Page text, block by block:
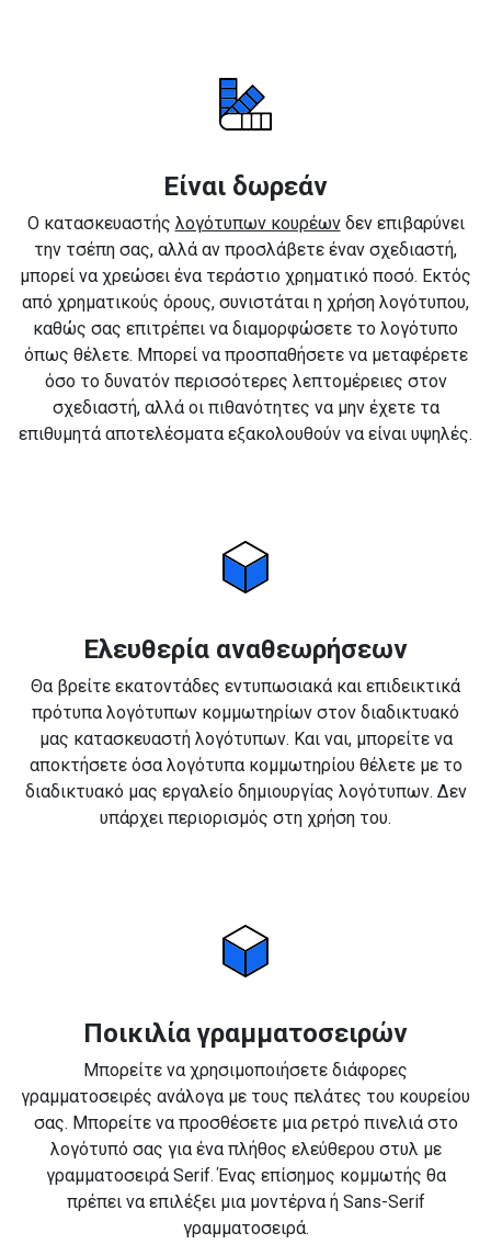
Είναι δωρεάν
Ο κατασκευαστής λογότυπων κουρέωνδεν επιβαρύνει
την τσέπη σας, αλλά αν προσλάβετε έναν σχεδιαστή,
μπορεί να χρεώσει ένα τεράστιο χρηματικό ποσό. Εκτός
από χρηματικούς όρους, συνιστάται η χρήση λογότυπου,
καθώς σας επιτρέπει να διαμορφώσετε το λογότυπο
όπως θέλετε. Μπορεί να προσπαθήσετε να μεταφέρετε
όσο το δυνατόν περισσότερες λεπτομέρειες στον
σχεδιαστή, αλλά οι πιθανότητες να μην έχετε τα
επιθυμητά αποτελέσματα εξακολουθούν να είναι υψηλές.
Ελευθερία αναθεωρήσεων
Θα βρείτε εκατοντάδες εντυπωσιακά και επιδεικτικά
πρότυπα λογότυπων κομμωτηρίων στον διαδικτυακό
μας κατασκευαστή λογότυπων. Και ναι, μπορείτε να
αποκτήσετε όσα λογότυπα κομμωτηρίου θέλετε με το
διαδικτυακό μας εργαλείο δημιουργίας λογότυπων. Δεν
υπάρχει περιορισμός στη χρήση του.
Ποικιλία γραμματοσειρών
Μπορείτε να χρησιμοποιήσετε διάφορες
γραμματοσειρές ανάλογα με τους πελάτες του κουρείου
σας. Μπορείτε να προσθέσετε μια ρετρό πινελιά στο
λογότυπό σας για ένα πλήθος ελεύθερου στυλ με
γραμματοσειρά Serif. Ένας επίσημος κομμωτής θα
πρέπει να επιλέξει μια μοντέρνα ή Sans-Serif
γραμματοσειρά.